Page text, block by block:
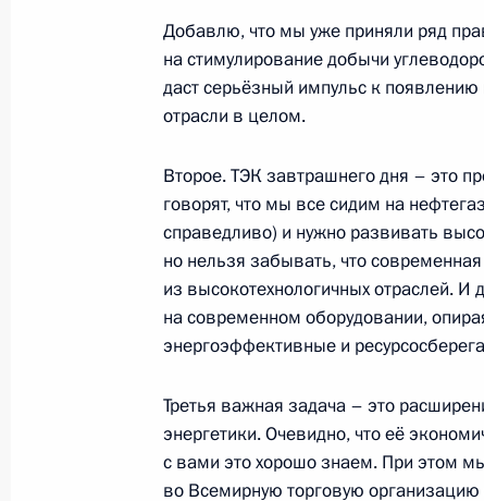
«Московский Кремль»
29 июня 2012 года, 15:30 Москва, Кремль
28 июня 2012 года, четверг
Подписано Бюджетное послание
28 июня 2012 года, 14:00 Москва, Кремль
28 июня 2012 года, 13:00 Москва, Кремль
Добавлю, что мы уже приняли ряд
на стимулирование добычи
даст серьёзный импульс к
отрасли в целом.
Второе. ТЭК завтрашнего дня – это
говорят, что мы все сидим на
справедливо) и нужно развивать
но нельзя забывать, что
из высокотехнологичных отраслей. И
на современном оборудовании,
энергоэффективные и
Третья важная задача – это
энергетики. Очевидно, что её
с вами это хорошо знаем. При этом
во Всемирную торговую